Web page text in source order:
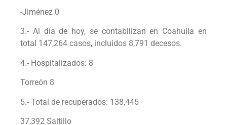
-Jiménez 0
3.- Al día de hoy, se contabilizan en Coahuila en
total 147,264 casos, incluidos 8,791 decesos.
4.- Hospitalizados: 8
Torreón 8
5.- Total de recuperados: 138,445
37,392 Saltillo